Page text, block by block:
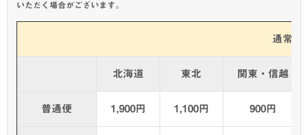
いただく場合がございます。
通常商
北海道 東北 関東・信越
普通便 1,900円 1,100円 900円